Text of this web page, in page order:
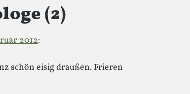
(2)
2012:
schön eisig draußen. Frieren